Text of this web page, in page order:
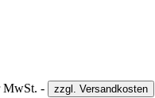
MwSt. - zzgl. Versandkosten